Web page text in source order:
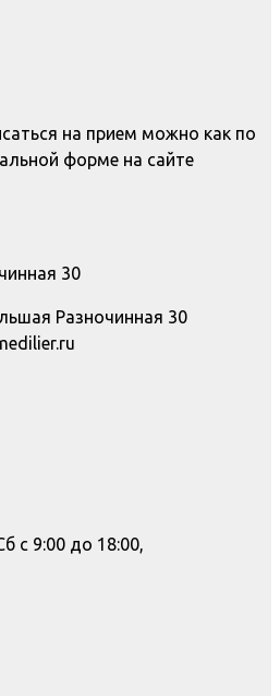
на прием можно как по
форме на сайте
30
Разночинная 30
с 9:00 до 18:00,